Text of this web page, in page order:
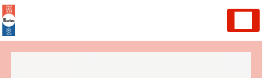
Panneau de gestion des cookies